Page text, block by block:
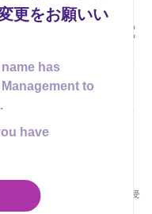
の推移について】
情報を更新するには、再読み込
所グループ
に遷移します）
ィブNAV、取引所価格の推移に
式会社QUICK（以下「QUICK」
といいます。）から情報提供を受
更をお願いい
has
to
have